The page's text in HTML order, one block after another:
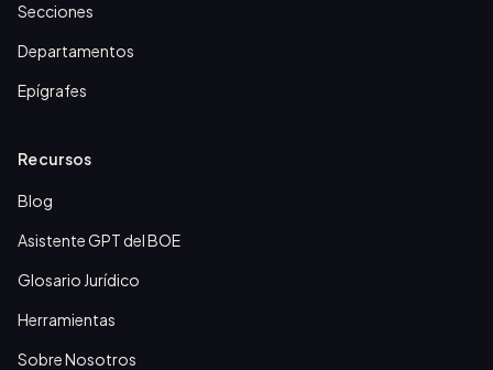
Secciones
Departamentos
Epígrafes
Recursos
Blog
Asistente GPT del BOE
Glosario Jurídico
Herramientas
Sobre Nosotros